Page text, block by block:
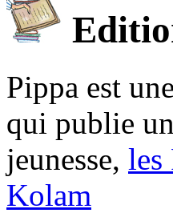
Pippa est
qui publie
jeunesse, les
Kolam